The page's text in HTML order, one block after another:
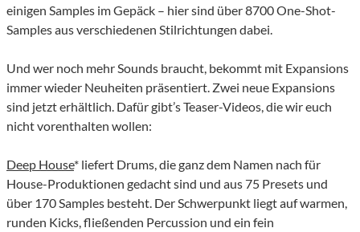
einigen Samples im Gepäck – hier sind über 8700 One-Shot-
Samples aus verschiedenen Stilrichtungen dabei.
Und wer noch mehr Sounds braucht, bekommt mit Expansions
immer wieder Neuheiten präsentiert. Zwei neue Expansions
sind jetzt erhältlich. Dafür gibt’s Teaser-Videos, die wir euch
nicht vorenthalten wollen:
Deep House* liefert Drums, die ganz dem Namen nach für
House-Produktionen gedacht sind und aus 75 Presets und
über 170 Samples besteht. Der Schwerpunkt liegt auf warmen,
runden Kicks, fließenden Percussion und ein fein